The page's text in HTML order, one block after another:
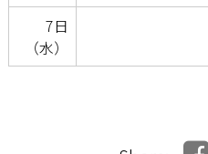
7日
（水）